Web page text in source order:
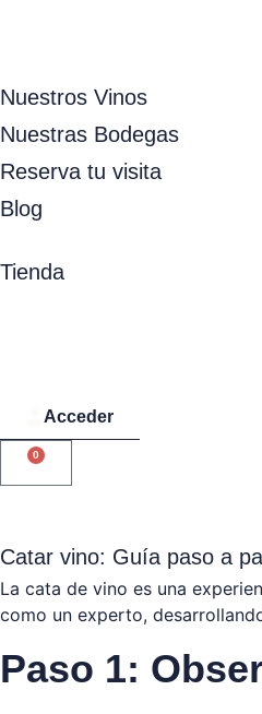
Nuestros Vinos
Nuestras Bodegas
Reserva tu visita
Blog
Tienda
Acceder
0
Catar vino: Guía paso a
La cata de vino es una
como un experto,
Paso 1: